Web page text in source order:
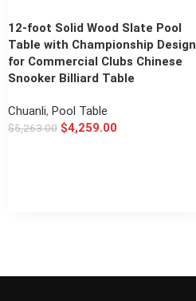
12-foot Solid Wood Slate Pool
Table with Championship Design
for Commercial Clubs Chinese
Snooker Billiard Table
Chuanli, Pool Table
$5,263.00 $4,259.00